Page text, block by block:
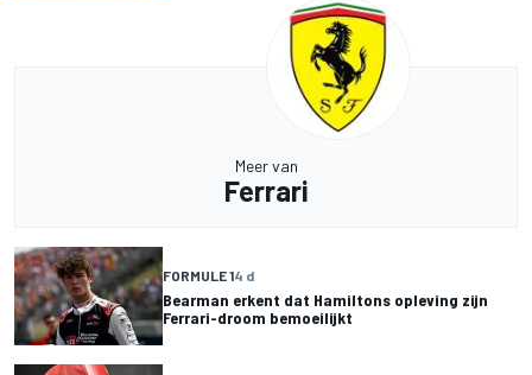
Meer van
Ferrari
FORMULE 14 d
Bearman erkent dat Hamiltons opleving zijn
Ferrari-droom bemoeilijkt